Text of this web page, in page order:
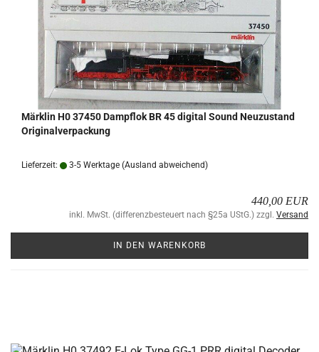
Märk­lin H0 37450 Dampf­lok BR 45 di­gi­tal Sound Neu­zu­stand
Ori­gi­nal­ver­pa­ckung
Lieferzeit: 3-5 Werktage (Ausland abweichend)
440,00 EUR
inkl. MwSt. (differenzbesteuert nach §25a UStG.) zzgl. Versand
IN DEN WARENKORB